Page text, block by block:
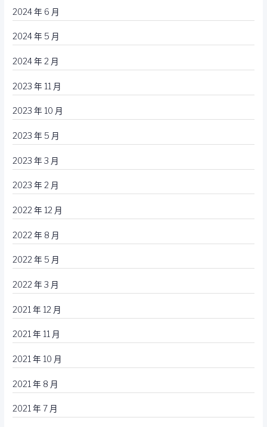
2024 年 6 月
2024 年 5 月
2024 年 2 月
2023 年 11 月
2023 年 10 月
2023 年 5 月
2023 年 3 月
2023 年 2 月
2022 年 12 月
2022 年 8 月
2022 年 5 月
2022 年 3 月
2021 年 12 月
2021 年 11 月
2021 年 10 月
2021 年 8 月
2021 年 7 月